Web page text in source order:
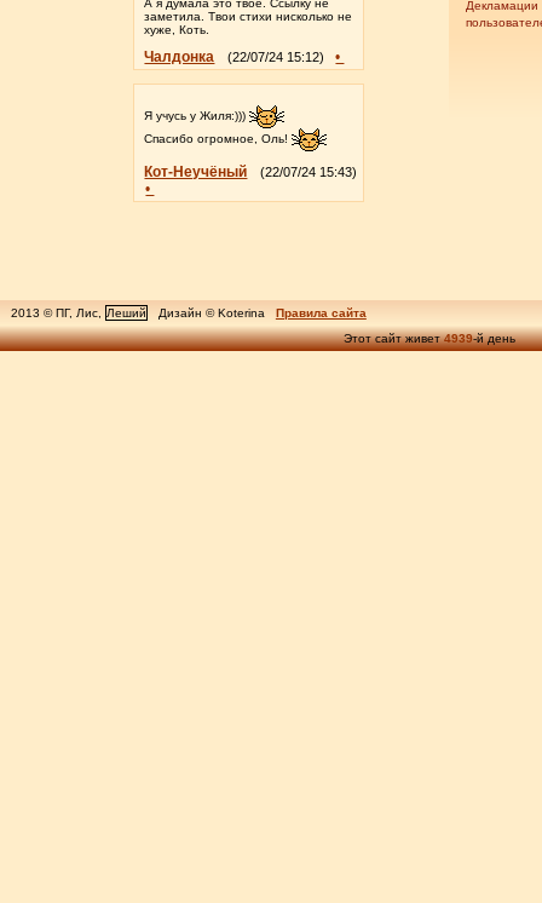
Декламации
А я думала это твоё. Ссылку не
заметила. Твои стихи нисколько не
хуже, Коть.
Чалдонка (22/07/24 15:12) •
Я учусь у Жиля:)))
Спасибо огромное, Оль!
Кот-Неучёный (22/07/24 15:43)
•
2013 © ПГ, Лис, Леший Дизайн © Koterina
Правила сайта
Этот сайт живет4939-й день